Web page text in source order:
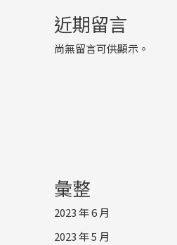
近期留言
尚無留言可供顯示。
彙整
2023 年 6 月
2023 年 5 月